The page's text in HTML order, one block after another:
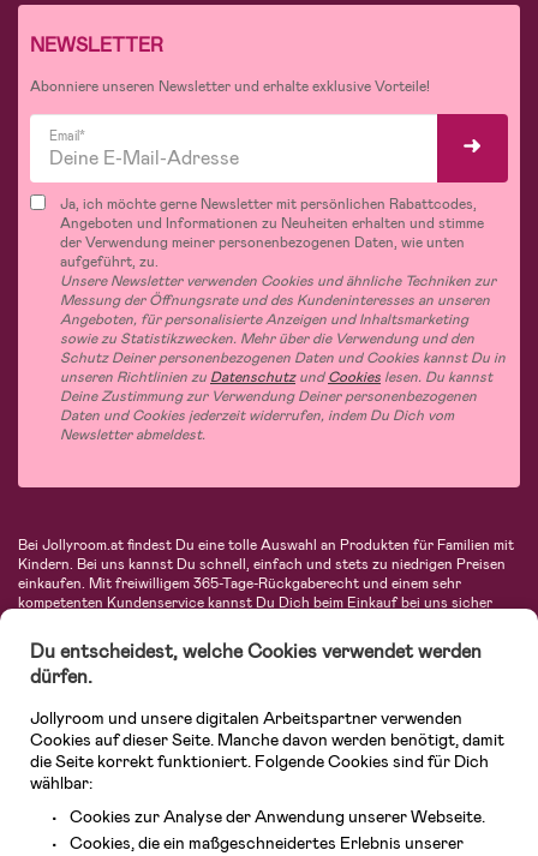
NEWSLETTER
Abonniere unseren Newsletter und erhalte exklusive Vorteile!
Email*
Ja, ich möchte gerne Newsletter mit persönlichen Rabattcodes,
Angeboten und Informationen zu Neuheiten erhalten und stimme
der Verwendung meiner personenbezogenen Daten, wie unten
aufgeführt, zu.
Unsere Newsletter verwenden Cookies und ähnliche Techniken zur
Messung der Öffnungsrate und des Kundeninteresses an unseren
Angeboten, für personalisierte Anzeigen und Inhaltsmarketing
sowie zu Statistikzwecken. Mehr über die Verwendung und den
Schutz Deiner personenbezogenen Daten und Cookies kannst Du in
unseren Richtlinien zu DatenschutzundCookies lesen. Du kannst
Deine Zustimmung zur Verwendung Deiner personenbezogenen
Daten und Cookies jederzeit widerrufen, indem Du Dich vom
Newsletter abmeldest.
Bei Jollyroom.at findest Du eine tolle Auswahl an Produkten für Familien mit
Kindern. Bei uns kannst Du schnell, einfach und stets zu niedrigen Preisen
einkaufen. Mit freiwilligem 365-Tage-Rückgaberecht und einem sehr
kompetenten Kundenservice kannst Du Dich beim Einkauf bei uns sicher
Autositze, Kinder- und Babymode, Produkte für Mütter und eine Menge
fantastischer Einrichtungsgegenstände, Spielsachen, Babyprodukte und
vieles mehr. Wir haben Produkte von bekannten Herstellern wie Britax, Maxi-
Avent, Jack Wolfskin, Cybex, LEGO und vielen mehr. Schau Dich um in
unserem vielfältigen Onlineshop für Kinder & Babys. Willkommen!
Du entscheidest, welche Cookies verwendet werden
dürfen.
Jollyroom und unsere digitalen Arbeitspartner verwenden
Cookies auf dieser Seite. Manche davon werden benötigt, damit
die Seite korrekt funktioniert. Folgende Cookies sind für Dich
wählbar:
Cookies zur Analyse der Anwendung unserer Webseite.
Cookies, die ein maßgeschneidertes Erlebnis unserer